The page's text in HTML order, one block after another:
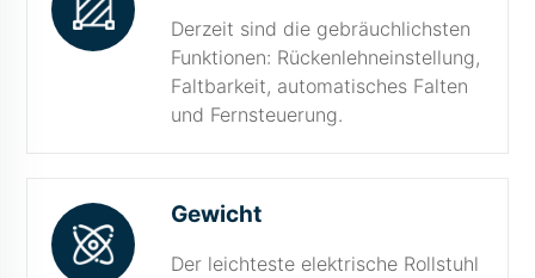
Derzeit sind die gebräuchlichsten
Funktionen: Rückenlehneinstellung,
Faltbarkeit, automatisches Falten
und Fernsteuerung.
Gewicht
Der leichteste elektrische Rollstuhl